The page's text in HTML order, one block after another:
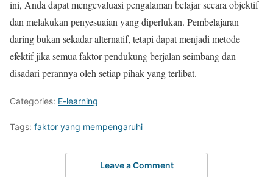
ini, Anda dapat mengevaluasi pengalaman belajar secara objektif
dan melakukan penyesuaian yang diperlukan. Pembelajaran
daring bukan sekadar alternatif, tetapi dapat menjadi metode
efektif jika semua faktor pendukung berjalan seimbang dan
disadari perannya oleh setiap pihak yang terlibat.
Categories: E-learning
Tags: faktor yang mempengaruhi
Leave a Comment